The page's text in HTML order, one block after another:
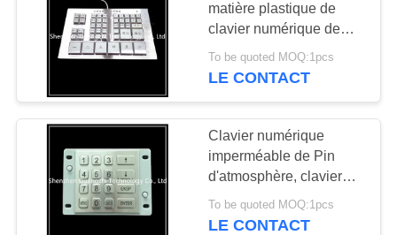
matière plastique de
clavier numérique de
code de Pin de kiosque
pour la collection de
To be quoted MOQ:1pcs
LE CONTACT
Clavier numérique
imperméable de Pin
d'atmosphère, clavier
numérique chiffré par
installation facile pour le
To be quoted MOQ:1pcs
LE CONTACT